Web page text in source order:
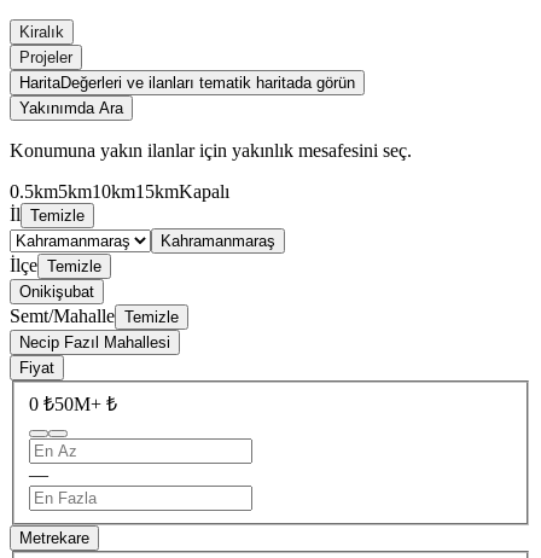
Kiralık
Projeler
HaritaDeğerleri ve ilanları tematik haritada görün
Yakınımda Ara
Konumuna yakın ilanlar için yakınlık mesafesini seç.
0.5km5km10km15kmKapalı
İl Temizle
Kahramanmaraş
İlçe Temizle
Onikişubat
Semt/Mahalle Temizle
Necip Fazıl Mahallesi
Fiyat
0 ₺50M+ ₺
—
Metrekare